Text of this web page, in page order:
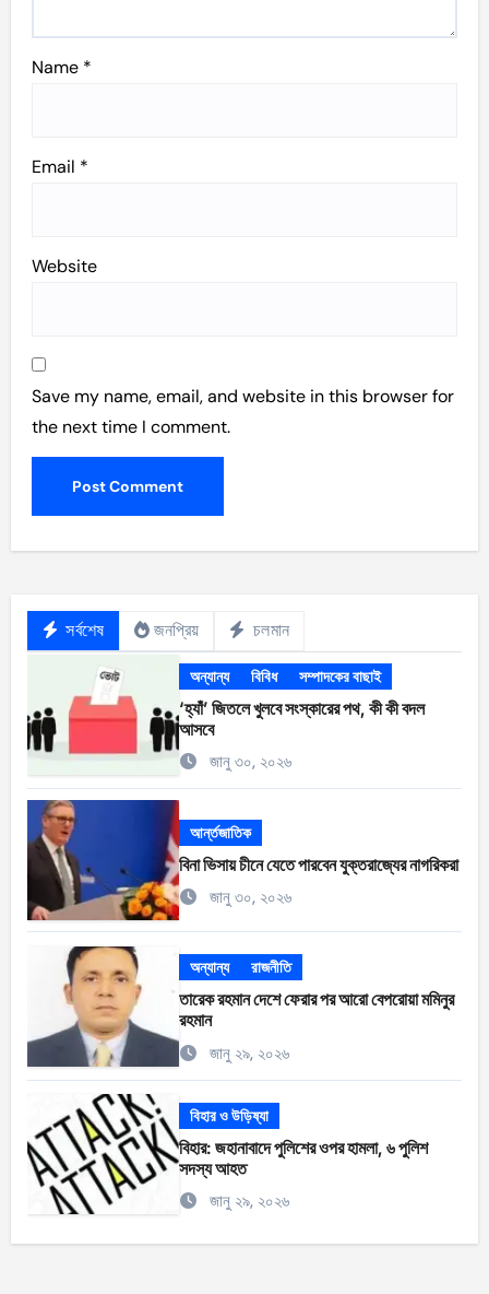
Name *
Email *
Website
Save my name, email, and website in this browser for
the next time I comment.
সর্বশেষ জনপ্রিয় চলমান
অন্যান্য বিবিধ সম্পাদকের বাছাই
‘হ্যাঁ’ জিতলে খুলবে সংস্কারের পথ, কী কী বদল
আসবে
জানু ৩০, ২০২৬
আর্ন্তজাতিক
বিনা ভিসায় চীনে যেতে পারবেন যুক্তরাজ্যের নাগরিকরা
জানু ৩০, ২০২৬
অন্যান্য রাজনীতি
তারেক রহমান দেশে ফেরার পর আরো বেপরোয়া মমিনুর
রহমান
জানু ২৯, ২০২৬
বিহার ও উড়িষ্যা
বিহার: জহানাবাদে পুলিশের ওপর হামলা, ৬ পুলিশ
সদস্য আহত
জানু ২৯, ২০২৬